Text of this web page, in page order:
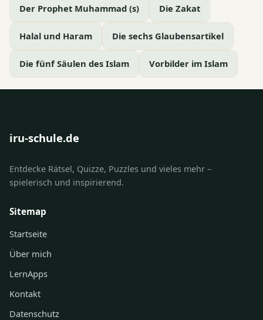
Der Prophet Muhammad (s) Die Zakat
Halal und Haram Die sechs Glaubensartikel
Die fünf Säulen des Islam Vorbilder im Islam
iru-schule.de
Entdecke Rätsel, Quizze, Puzzles und vieles mehr –
spielerisch und inspirierend.
Sitemap
Startseite
Über mich
LernApps
Kontakt
Datenschutz